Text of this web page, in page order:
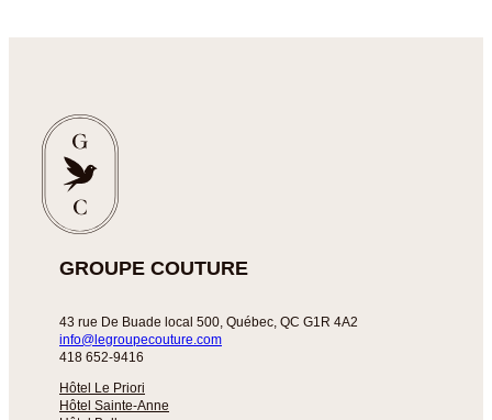
GROUPE COUTURE
43 rue De Buade local 500, Québec, QC G1R 4A2
info@legroupecouture.com
418 652-9416
Hôtel Le Priori
Hôtel Sainte-Anne